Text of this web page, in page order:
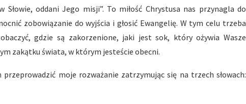
oddani Jego misji”. To miłość Chrystusa nas przynagla do
zobowiązanie do wyjścia i głosić Ewangelię. W tym celu trzeba
gdzie są zakorzenione, jaki jest sok, który ożywia Wasze
zakątku świata, w którym jesteście obecni.
moje rozważanie zatrzymując się na trzech słowach: